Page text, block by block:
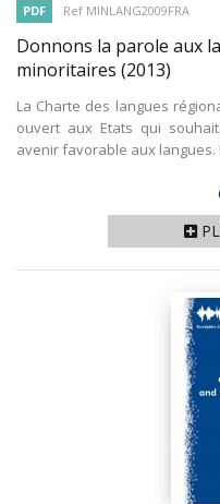
PDF Ref MINLANG2009FRA
Donnons la parole aux
minoritaires (2013)
La Charte des langues
ouvert aux Etats qui
avenir favorable aux langues.